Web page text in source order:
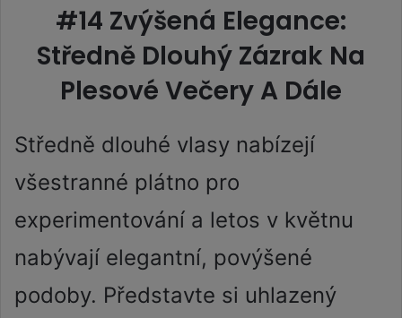
#14 Zvýšená Elegance:
Středně Dlouhý Zázrak Na
Plesové Večery A Dále
Středně dlouhé vlasy nabízejí
všestranné plátno pro
experimentování a letos v květnu
nabývají elegantní, povýšené
podoby. Představte si uhlazený